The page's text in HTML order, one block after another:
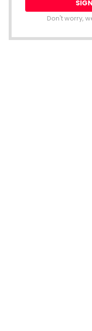
Don't worry,